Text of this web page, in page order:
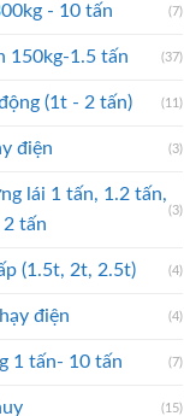
- 10 tấn (7)
150kg-1.5 tấn (37)
(1t - 2 tấn) (11)
điện (3)
lái 1 tấn, 1.2 tấn,
2 tấn
(3)
(1.5t, 2t, 2.5t) (4)
điện (4)
1 tấn- 10 tấn (7)
(15)